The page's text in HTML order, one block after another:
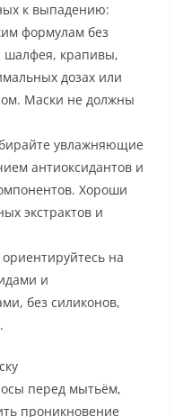
к выпадению:
формулам без
шалфея, крапивы,
дозах или
Маски не должны
увлажняющие
антиоксидантов и
Хороши
экстрактов и
на
и
без силиконов,
перед мытьём,
проникновение